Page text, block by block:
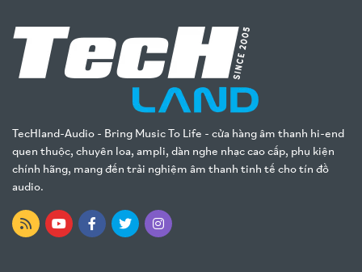
TecHland-Audio - Bring Music To Life - cửa hàng âm thanh hi-end
quen thuộc, chuyên loa, ampli, dàn nghe nhạc cao cấp, phụ kiện
chính hãng, mang đến trải nghiệm âm thanh tinh tế cho tín đồ
audio.